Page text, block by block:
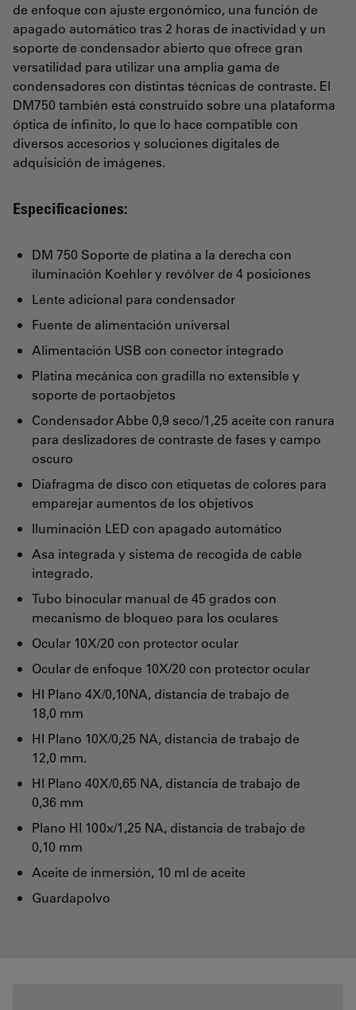
de enfoque con ajuste ergonómico, una función de
apagado automático tras 2 horas de inactividad y un
soporte de condensador abierto que ofrece gran
versatilidad para utilizar una amplia gama de
condensadores con distintas técnicas de contraste. El
DM750 también está construido sobre una plataforma
óptica de infinito, lo que lo hace compatible con
diversos accesorios y soluciones digitales de
adquisición de imágenes.
Especificaciones:
DM 750 Soporte de platina a la derecha con
iluminación Koehler y revólver de 4 posiciones
Lente adicional para condensador
Fuente de alimentación universal
Alimentación USB con conector integrado
Platina mecánica con gradilla no extensible y
soporte de portaobjetos
Condensador Abbe 0,9 seco/1,25 aceite con ranura
para deslizadores de contraste de fases y campo
oscuro
Diafragma de disco con etiquetas de colores para
emparejar aumentos de los objetivos
Iluminación LED con apagado automático
Asa integrada y sistema de recogida de cable
integrado.
Tubo binocular manual de 45 grados con
mecanismo de bloqueo para los oculares
Ocular 10X/20 con protector ocular
Ocular de enfoque 10X/20 con protector ocular
HI Plano 4X/0,10NA, distancia de trabajo de
18,0 mm
HI Plano 10X/0,25 NA, distancia de trabajo de
12,0 mm.
HI Plano 40X/0,65 NA, distancia de trabajo de
0,36 mm
Plano HI 100x/1,25 NA, distancia de trabajo de
0,10 mm
Aceite de inmersión, 10 ml de aceite
Guardapolvo